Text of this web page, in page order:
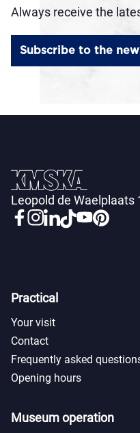
Always receive the
Subscribe to the
Leopold de Waelplaats
Practical
Your visit
Contact
Frequently asked
Opening hours
Museum operation